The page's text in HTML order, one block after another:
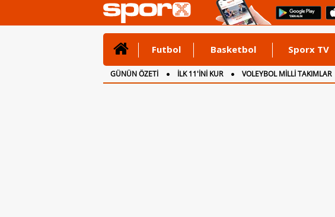
Futbol Basketbol Sporx TV
GÜNÜN ÖZETİ İLK 11'İNİ KUR VOLEYBOL MİLLİ TAKIMLAR
CANLI ANLATIM
İNGİLTERE